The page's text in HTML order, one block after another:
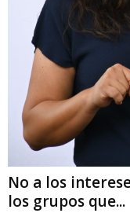
No a los
los grupos que...